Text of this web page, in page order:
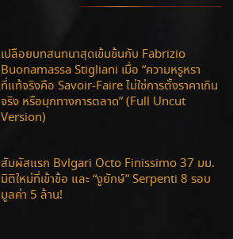
เปลือยบทสนทนาสุดเข้มข้นกับ Fabrizio
Buonamassa Stigliani เมื่อ “ความหรูหรา
ที่แท้จริงคือ Savoir-Faire ไม่ใช่การตั้งราคาเกิน
จริง หรือมุกทางการตลาด” (Full Uncut
Version)
สัมผัสแรก Bvlgari Octo Finissimo 37 มม.
มิติใหม่ที่เข้าข้อ และ “งูยักษ์” Serpenti 8 รอบ
มูลค่า 5 ล้าน!